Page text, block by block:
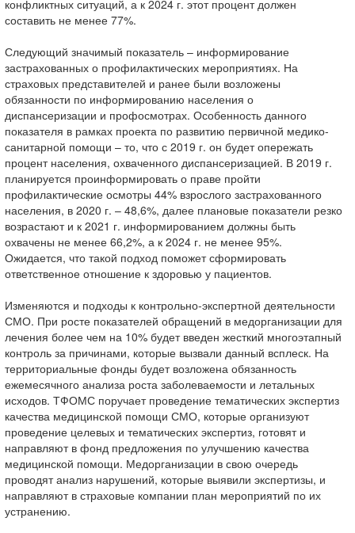
конфликтных ситуаций, а к 2024 г. этот процент должен
составить не менее 77%.
Следующий значимый показатель – информирование
застрахованных о профилактических мероприятиях. На
страховых представителей и ранее были возложены
обязанности по информированию населения о
диспансеризации и профосмотрах. Особенность данного
показателя в рамках проекта по развитию первичной медико-
санитарной помощи – то, что с 2019 г. он будет опережать
процент населения, охваченного диспансеризацией. В 2019 г.
планируется проинформировать о праве пройти
профилактические осмотры 44% взрослого застрахованного
населения, в 2020 г. – 48,6%, далее плановые показатели резко
возрастают и к 2021 г. информированием должны быть
охвачены не менее 66,2%, а к 2024 г. не менее 95%.
Ожидается, что такой подход поможет сформировать
ответственное отношение к здоровью у пациентов.
Изменяются и подходы к контрольно-экспертной деятельности
СМО. При росте показателей обращений в медорганизации для
лечения более чем на 10% будет введен жесткий многоэтапный
контроль за причинами, которые вызвали данный всплеск. На
территориальные фонды будет возложена обязанность
ежемесячного анализа роста заболеваемости и летальных
исходов. ТФОМС поручает проведение тематических экспертиз
качества медицинской помощи СМО, которые организуют
проведение целевых и тематических экспертиз, готовят и
направляют в фонд предложения по улучшению качества
медицинской помощи. Медорганизации в свою очередь
проводят анализ нарушений, которые выявили экспертизы, и
направляют в страховые компании план мероприятий по их
устранению.